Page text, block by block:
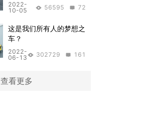
2022-
10-05
56595 72
这是我们所有人的梦想之
车？
2022-
06-13
302729 161
查看更多